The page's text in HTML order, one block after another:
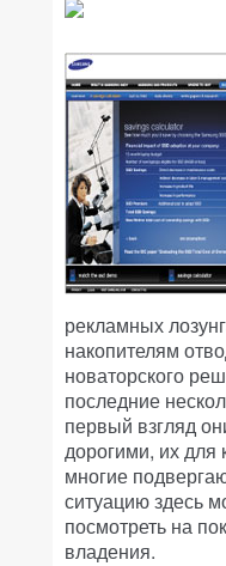
рекламных
накопителям
новаторского
последние
первый взгляд
дорогими, их для
многие
ситуацию здесь
посмотреть на
владения.